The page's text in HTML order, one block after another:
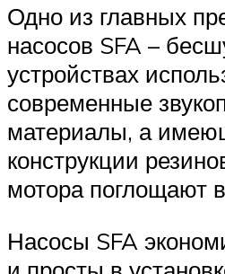
Одно из главных
насосов SFA –
устройствах
современные
материалы, а
конструкции
мотора поглощают
Насосы SFA